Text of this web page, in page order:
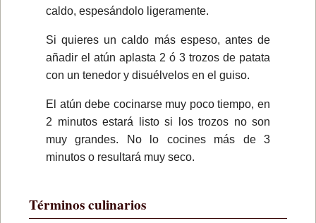
caldo, espesándolo ligeramente.
Si quieres un caldo más espeso, antes de
añadir el atún aplasta 2 ó 3 trozos de patata
con un tenedor y disuélvelos en el guiso.
El atún debe cocinarse muy poco tiempo, en
2 minutos estará listo si los trozos no son
muy grandes. No lo cocines más de 3
minutos o resultará muy seco.
Términos culinarios